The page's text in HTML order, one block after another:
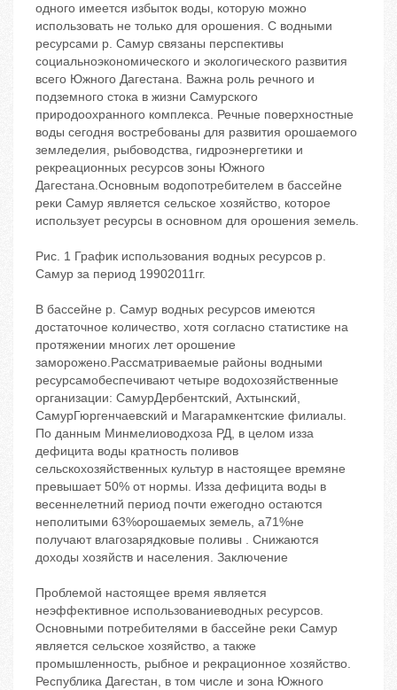
одного имеется избыток воды, которую можно
использовать не только для орошения. С водными
ресурсами р. Самур связаны перспективы
социальноэкономического и экологического развития
всего Южного Дагестана. Важна роль речного и
подземного стока в жизни Самурского
природоохранного комплекса. Речные поверхностные
воды сегодня востребованы для развития орошаемого
земледелия, рыбоводства, гидроэнергетики и
рекреационных ресурсов зоны Южного
Дагестана.Основным водопотребителем в бассейне
реки Самур является сельское хозяйство, которое
использует ресурсы в основном для орошения земель.
Рис. 1 График использования водных ресурсов р.
Самур за период 19902011гг.
В бассейне р. Самур водных ресурсов имеются
достаточное количество, хотя согласно статистике на
протяжении многих лет орошение
заморожено.Рассматриваемые районы водными
ресурсамобеспечивают четыре водохозяйственные
организации: СамурДербентский, Ахтынский,
СамурГюргенчаевский и Магарамкентские филиалы.
По данным Минмелиоводхоза РД, в целом изза
дефицита воды кратность поливов
сельскохозяйственных культур в настоящее времяне
превышает 50% от нормы. Изза дефицита воды в
весеннелетний период почти ежегодно остаются
неполитыми 63%орошаемых земель, а71%не
получают влагозарядковые поливы . Снижаются
доходы хозяйств и населения. Заключение
Проблемой настоящее время является
неэффективное использованиеводных ресурсов.
Основными потребителями в бассейне реки Самур
является сельское хозяйство, а также
промышленность, рыбное и рекрационное хозяйство.
Республика Дагестан, в том числе и зона Южного